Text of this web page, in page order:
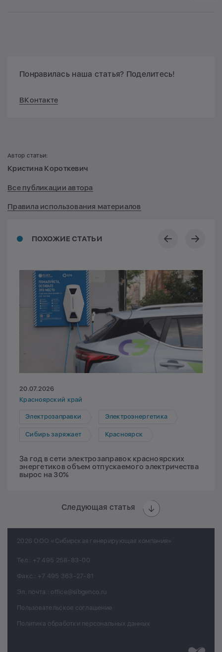
Понравилась наша статья? Поделитесь!
ВКонтакте
ПОХОЖИЕ СТАТЬИ
20.07.2026
Красноярский край
Электрозаправки Электроэнергетика
Сибирь заряжает Красноярск
За год в сети электрозаправок красноярских
энергетиков объем отпускаемого электричества
вырос на 30%
Следующая статья
Автор статьи:
Кристина Короткевич
Все публикации автора
Правила использования материалов
2026 ООО «Сибирская генерирующая компания»
Тел.: +7 495 258-83-00
Факс.: +7 495 363-27-81
Эл. почта.: office@sibgenco.ru
Пользовательское соглашение
Политика обработки персональных данных